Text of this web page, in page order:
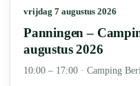
vrijdag 7 augustus 2026
Panningen –
augustus 2026
10:00 – 17:00 · Camping